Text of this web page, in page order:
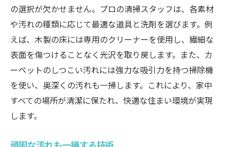
の選択が欠かせません。プロの清掃スタッフは、各素材
や汚れの種類に応じて最適な道具と洗剤を選びます。例
えば、木製の床には専用のクリーナーを使用し、繊細な
表面を傷つけることなく光沢を取り戻します。また、カ
ーペットのしつこい汚れには強力な吸引力を持つ掃除機
を使い、奥深くの汚れも一掃します。これにより、家中
すべての場所が清潔に保たれ、快適な住まい環境が実現
します。